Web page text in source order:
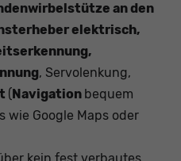
an den
elektrisch,
, Servolenkung,
( Navigation bequem
wie Google Maps oder